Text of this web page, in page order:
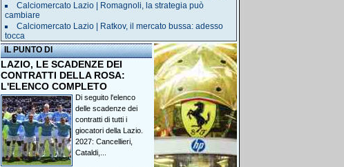
Calciomercato Lazio | Romagnoli, la strategia può
cambiare
Calciomercato Lazio | Ratkov, il mercato bussa: adesso
tocca
IL PUNTO DI
LAZIO, LE SCADENZE DEI
CONTRATTI DELLA ROSA:
L'ELENCO COMPLETO
Di seguito l'elenco
delle scadenze dei
contratti di tutti i
giocatori della Lazio.
2027: Cancellieri,
Cataldi,...